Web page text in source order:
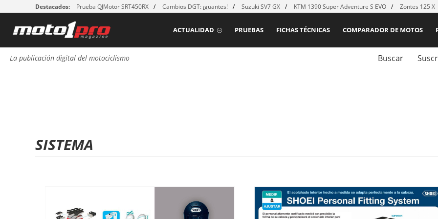
Destacados: Prueba QJMotor SRT450RX Cambios DGT: ¡guantes! Suzuki SV7 GX KTM 1390 Super Adventure S EVO Zontes 125 X
COMPARADOR DE MOTOS
FICHAS TÉCNICAS
PRUEBAS
ACTUALIDAD
La publicación digital del motociclismo Buscar
SISTEMA